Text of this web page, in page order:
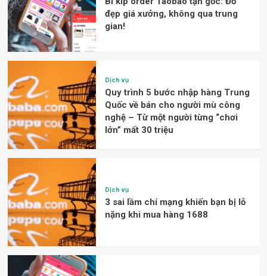
đẹp giá xưởng, không qua trung
gian!
Dịch vụ
Quy trình 5 bước nhập hàng Trung
Quốc về bán cho người mù công
nghệ – Từ một người từng “chơi
lớn” mất 30 triệu
Dịch vụ
3 sai lầm chí mạng khiến bạn bị lỗ
nặng khi mua hàng 1688